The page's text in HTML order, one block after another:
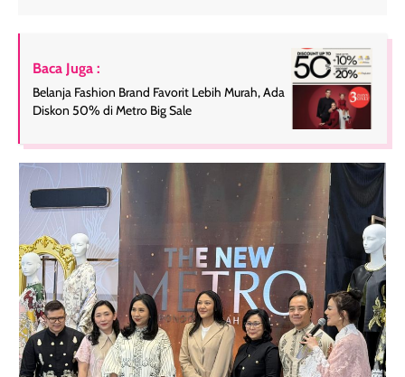
Baca Juga :
Belanja Fashion Brand Favorit Lebih Murah, Ada
Diskon 50% di Metro Big Sale